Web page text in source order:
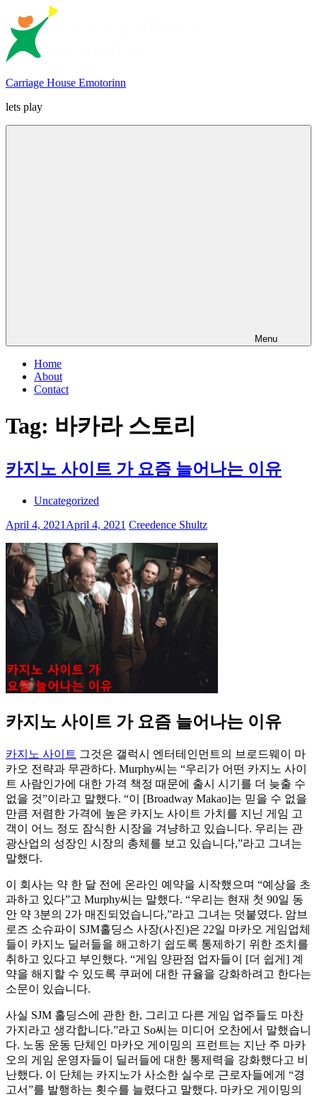
content
Carriage House Emotorinn
lets play
Menu
Home
About
Contact
Tag: 바카라 스토리
카지노 사이트 가 요즘 늘어나는 이유
Uncategorized
April 4, 2021 April 4, 2021 Creedence Shultz
카지노 사이트 가 요즘 늘어나는 이유
카지노 사이트 그것은 갤럭시 엔터테인먼트의 브로드웨이 마
카오 전략과 무관하다. Murphy씨는 “우리가 어떤 카지노 사이
트 사람인가에 대한 가격 책정 때문에 출시 시기를 더 늦출 수
없을 것”이라고 말했다. “이 [Broadway Makao]는 믿을 수 없을
만큼 저렴한 가격에 높은 카지노 사이트 가치를 지닌 게임 고
객이 어느 정도 잠식한 시장을 겨냥하고 있습니다. 우리는 관
광산업의 성장인 시장의 총체를 보고 있습니다,”라고 그녀는
말했다.
이 회사는 약 한 달 전에 온라인 예약을 시작했으며 “예상을 초
과하고 있다”고 Murphy씨는 말했다. “우리는 현재 첫 90일 동
안 약 3분의 2가 매진되었습니다,”라고 그녀는 덧붙였다. 암브
로즈 소슈파이 SJM홀딩스 사장(사진)은 22일 마카오 게임업체
들이 카지노 딜러들을 해고하기 쉽도록 통제하기 위한 조치를
취하고 있다고 부인했다. “게임 양판점 업자들이 [더 쉽게] 계
약을 해지할 수 있도록 쿠퍼에 대한 규율을 강화하려고 한다는
소문이 있습니다.
사실 SJM 홀딩스에 관한 한, 그리고 다른 게임 업주들도 마찬
가지라고 생각합니다.”라고 So씨는 미디어 오찬에서 말했습니
다. 노동 운동 단체인 마카오 게이밍의 프런트는 지난 주 마카
오의 게임 운영자들이 딜러들에 대한 통제력을 강화했다고 비
난했다. 이 단체는 카지노가 사소한 실수로 근로자들에게 “경
고서”를 발행하는 횟수를 늘렸다고 말했다. 마카오 게이밍의